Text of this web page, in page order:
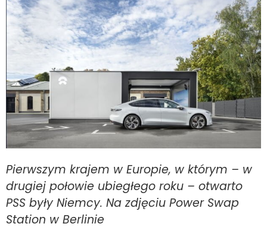
Pierwszym krajem w Europie, w którym – w
drugiej połowie ubiegłego roku – otwarto
PSS były Niemcy. Na zdjęciu Power Swap
Station w Berlinie